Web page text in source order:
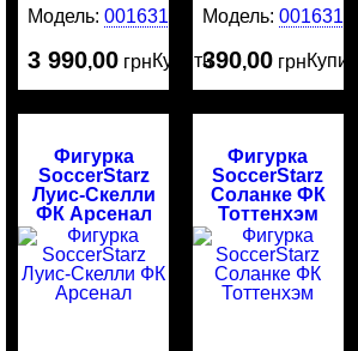
Модель:0016316
3 990,00 грнКупить
Модель:0016314
390,00 грнКупить
Фигурка
SoccerStarz
Луис-Скелли
ФК Арсенал
Фигурка
SoccerStarz
Соланке ФК
Тоттенхэм